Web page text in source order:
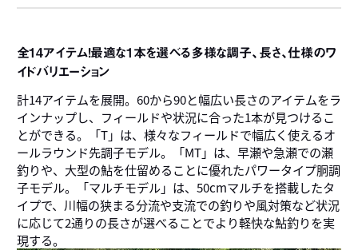
全14アイテム！最適な1本を選べる多様な調子、長さ、仕様のワ
イドバリエーション
計14アイテムを展開。60から90と幅広い長さのアイテムをラ
インナップし、フィールドや状況に合った1本が見つけるこ
とができる。「T」は、様々なフィールドで幅広く使えるオ
ールラウンド先調子モデル。「MT」は、早瀬や急瀬での瀬
釣りや、大型の鮎を仕留めることに優れたパワータイプ胴調
子モデル。「マルチモデル」は、50cmマルチを搭載したタ
イプで、川幅の狭まる分流や支流での釣りや風対策など状況
に応じて2通りの長さが選べることでより軽快な鮎釣りを実
現する。